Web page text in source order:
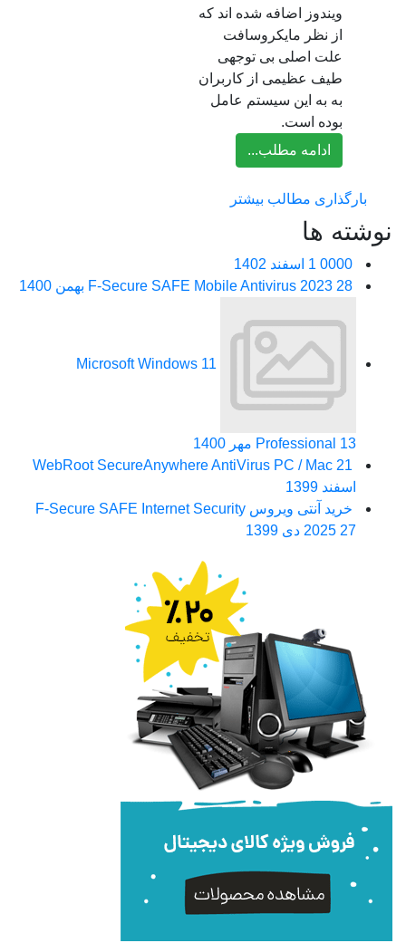
ویندوز اضافه شده‌ اند که
از نظر مایکروسافت
علت اصلی بی‌ توجهی
طیف عظیمی از کاربران
به به این سیستم عامل
بوده‌ است.
ادامه مطلب...
بارگذاری مطالب بیشتر
نوشته ها
0000 1 اسفند 1402
F-Secure SAFE Mobile Antivirus 202328 بهمن 1400
Microsoft Windows 11
Professional13 مهر 1400
WebRoot SecureAnywhere AntiVirus PC / Mac21
اسفند 1399
خرید آنتی ویروس F-Secure SAFE Internet Security
202527 دی 1399